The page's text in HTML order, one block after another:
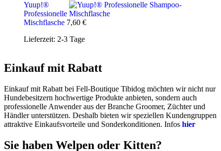
Yuup!®
Professionelle
Mischflasche 7,60 €
Lieferzeit: 2-3 Tage
Einkauf mit Rabatt
Einkauf mit Rabatt bei Fell-Boutique Tibidog möchten wir nicht nur
Hundebesitzern hochwertige Produkte anbieten, sondern auch
professionelle Anwender aus der Branche Groomer, Züchter und
Händler unterstützen. Deshalb bieten wir speziellen Kundengruppen
attraktive Einkaufsvorteile und Sonderkonditionen. Infos hier
Sie haben Welpen oder Kitten?